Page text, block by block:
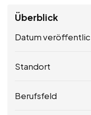
Überblick
Datum
Standort
Berufsfeld